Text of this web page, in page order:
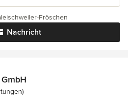
Nachricht
Fröschen
5 von 5 Sternen